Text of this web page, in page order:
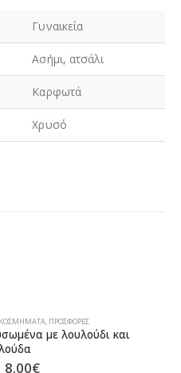
Γυναικεία
Ασήμι, ατσάλι
Καρφωτά
Χρυσό
ΚΟΣΜΉΜΑΤΑ, ΠΡΟΣΦΟΡΕΣ
με λουλούδι και
Original
8.00€Η